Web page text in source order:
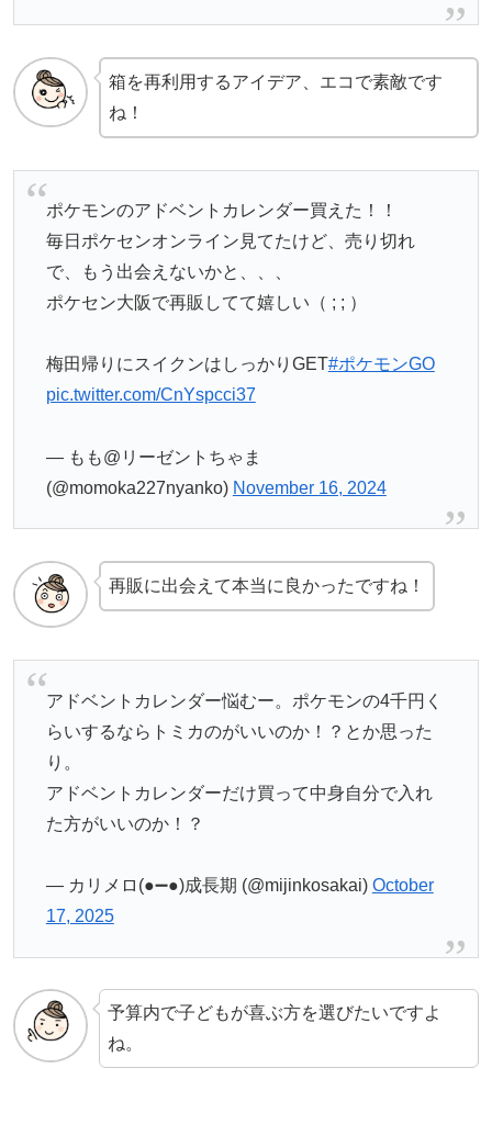
箱を再利用するアイデア、エコで素敵です
ね！
ポケモンのアドベントカレンダー買えた！！
毎日ポケセンオンライン見てたけど、売り切れ
で、もう出会えないかと、、、
ポケセン大阪で再販してて嬉しい（ ; ; ）
梅田帰りにスイクンはしっかりGET#ポケモンGO
pic.twitter.com/CnYspcci37
— もも@リーゼントちゃま
(@momoka227nyanko) November 16, 2024
再販に出会えて本当に良かったですね！
アドベントカレンダー悩むー。ポケモンの4千円く
らいするならトミカのがいいのか！？とか思った
り。
アドベントカレンダーだけ買って中身自分で入れ
た方がいいのか！？
— カリメロ(●➖●)成長期 (@mijinkosakai) October
17, 2025
予算内で子どもが喜ぶ方を選びたいですよ
ね。